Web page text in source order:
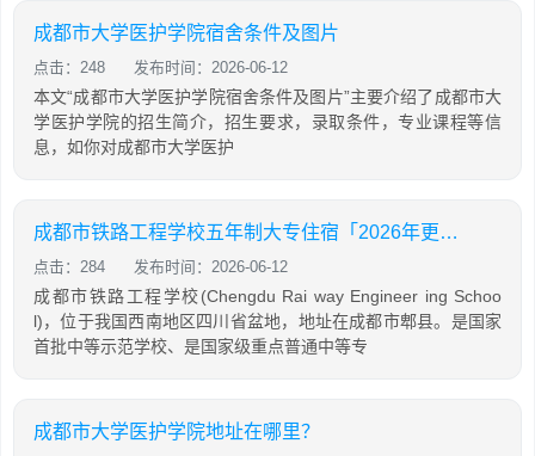
成都市大学医护学院宿舍条件及图片
点击：248 发布时间：2026-06-12
本文“成都市大学医护学院宿舍条件及图片”主要介绍了成都市大
学医护学院的招生简介，招生要求，录取条件，专业课程等信
息，如你对成都市大学医护
成都市铁路工程学校五年制大专住宿「2026年更新」
点击：284 发布时间：2026-06-12
成都市铁路工程学校(Chengdu Rai way Engineer ing Schoo
l)，位于我国西南地区四川省盆地，地址在成都市郫县。是国家
首批中等示范学校、是国家级重点普通中等专
成都市大学医护学院地址在哪里？